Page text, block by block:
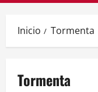
Inicio Tormenta
Tormenta